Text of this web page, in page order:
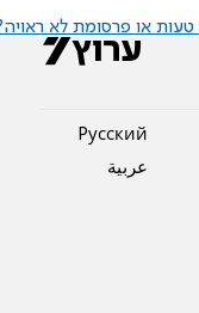
או פרסומת לא ראויה?
Pусский
عربية